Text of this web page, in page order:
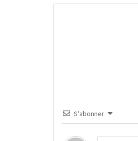
S’abonner